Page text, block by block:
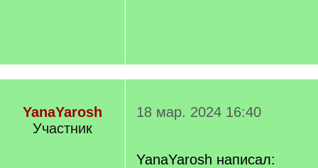
YanaYarosh
Участник
18 мар. 2024 16:40
YanaYarosh написал: